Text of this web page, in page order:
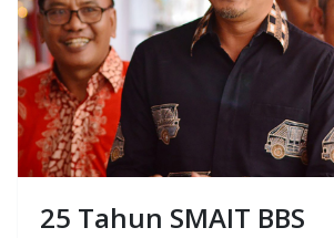
25 Tahun SMAIT BBS